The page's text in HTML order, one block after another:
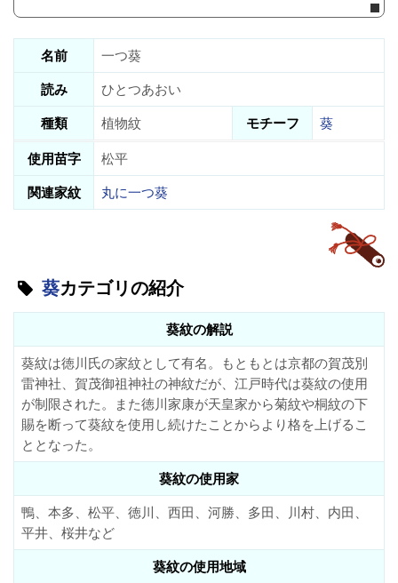
名前
一つ葵
読み
ひとつあおい
種類
植物紋 モチーフ
葵
使用苗字
松平
関連家紋
丸に一つ葵
葵カテゴリの紹介
葵紋の解説
葵紋は徳川氏の家紋として有名。もともとは京都の賀茂別
雷神社、賀茂御祖神社の神紋だが、江戸時代は葵紋の使用
が制限された。また徳川家康が天皇家から菊紋や桐紋の下
賜を断って葵紋を使用し続けたことからより格を上げるこ
ととなった。
葵紋の使用家
鴨、本多、松平、徳川、西田、河勝、多田、川村、内田、
平井、桜井など
葵紋の使用地域